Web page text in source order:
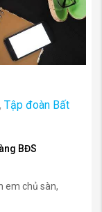
, Tập đoàn Bất
BĐS
em chủ sàn,